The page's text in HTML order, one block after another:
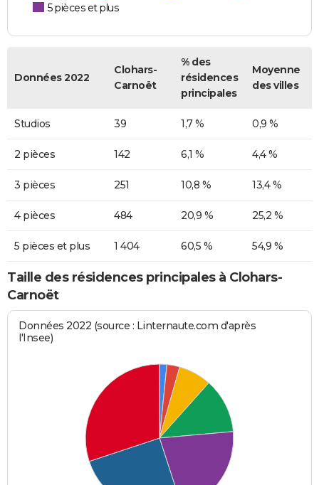
5 pièces et plus
Données 2022
Clohars-
Carnoët
% des
résidences
principales
Moyenne
des villes
Studios 39 1,7 % 0,9 %
2 pièces 142 6,1 % 4,4 %
3 pièces 251 10,8 % 13,4 %
4 pièces 484 20,9 % 25,2 %
5 pièces et plus 1 404 60,5 % 54,9 %
Taille des résidences principales à Clohars-
Carnoët
Données 2022 (source : Linternaute.com d'après
l'Insee)